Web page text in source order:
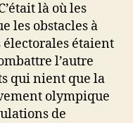
là où les
les obstacles à
étaient
l’autre
qui nient que la
olympique
de